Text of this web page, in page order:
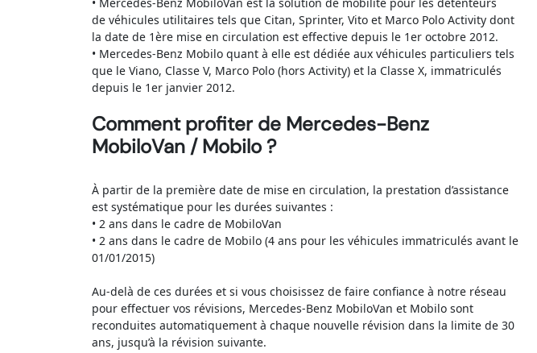
de véhicules utilitaires tels que Citan, Sprinter, Vito et Marco Polo Activity dont
la date de 1ère mise en circulation est effective depuis le 1er octobre 2012.
• Mercedes-Benz Mobilo quant à elle est dédiée aux véhicules particuliers tels
que le Viano, Classe V, Marco Polo (hors Activity) et la Classe X, immatriculés
depuis le 1er janvier 2012.
Comment profiter de Mercedes-Benz
MobiloVan / Mobilo ?
À partir de la première date de mise en circulation, la prestation d’assistance
est systématique pour les durées suivantes :
• 2 ans dans le cadre de MobiloVan
• 2 ans dans le cadre de Mobilo (4 ans pour les véhicules immatriculés avant le
01/01/2015)
Au-delà de ces durées et si vous choisissez de faire confiance à notre réseau
pour effectuer vos révisions, Mercedes-Benz MobiloVan et Mobilo sont
reconduites automatiquement à chaque nouvelle révision dans la limite de 30
ans, jusqu’à la révision suivante.